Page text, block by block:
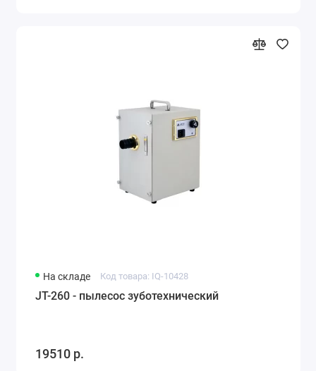
На складе Код товара: IQ-10428
JT-260 - пылесос зуботехнический
19510 р.